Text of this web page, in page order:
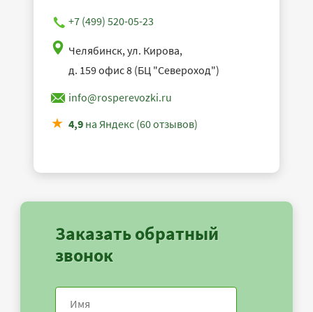
+7 (499) 520-05-23
Челябинск, ул. Кирова,
д. 159 офис 8 (БЦ "Североход")
info@rosperevozki.ru
4,9 на Яндекс (60 отзывов)
Заказать обратный
звонок